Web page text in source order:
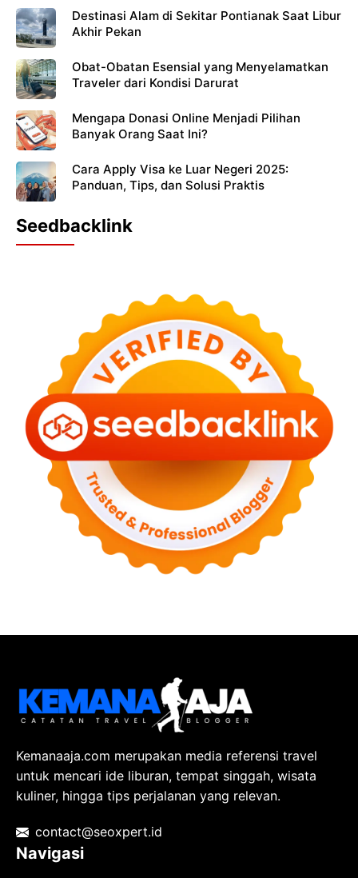
Destinasi Alam di Sekitar Pontianak Saat Libur
Akhir Pekan
Obat-Obatan Esensial yang Menyelamatkan
Traveler dari Kondisi Darurat
Mengapa Donasi Online Menjadi Pilihan
Banyak Orang Saat Ini?
Cara Apply Visa ke Luar Negeri 2025:
Panduan, Tips, dan Solusi Praktis
Seedbacklink
Kemanaaja.com merupakan media referensi travel
untuk mencari ide liburan, tempat singgah, wisata
kuliner, hingga tips perjalanan yang relevan.
contact@seoxpert.id
Navigasi